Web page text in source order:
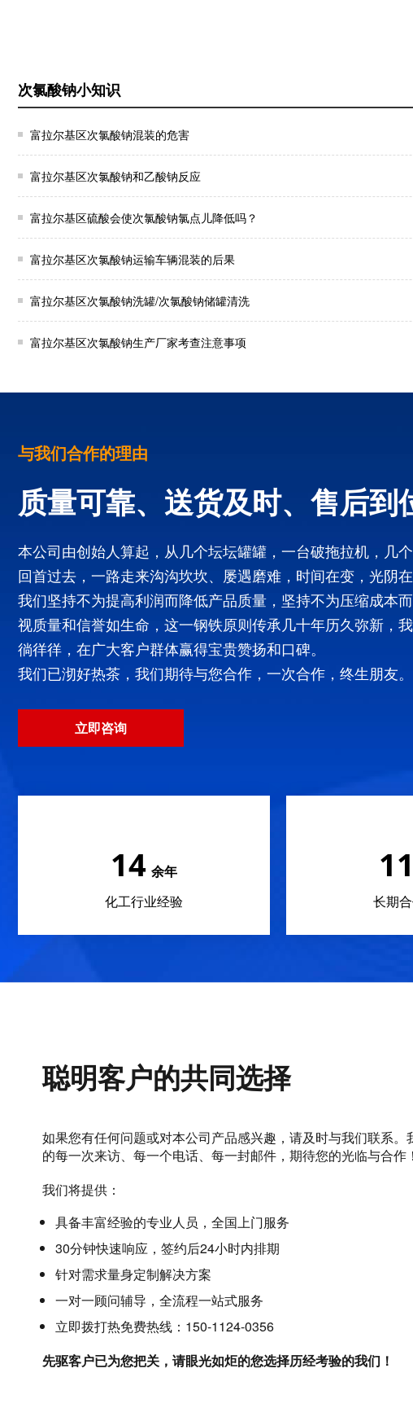
次氯酸钠小知识
富拉尔基区次氯酸钠混装的危害
富拉尔基区次氯酸钠和乙酸钠反应
富拉尔基区硫酸会使次氯酸钠氯点儿降低吗？
富拉尔基区次氯酸钠运输车辆混装的后果
富拉尔基区次氯酸钠洗罐/次氯酸钠储罐清洗
富拉尔基区次氯酸钠生产厂家考查注意事项
与我们合作的理由
质量可靠、送货及时、售后到
本公司由创始人算起，从几个坛坛罐罐，一台破拖拉机，几
回首过去，一路走来沟沟坎坎、屡遇磨难，时间在变，光阴
我们坚持不为提高利润而降低产品质量，坚持不为压缩成本而
视质量和信誉如生命，这一钢铁原则传承几十年历久弥新，
徜徉徉，在广大客户群体赢得宝贵赞扬和口碑。
我们已沏好热茶，我们期待与您合作，一次合作，终生朋友。
立即咨询
18 余年
化工行业经验
14
长期
聪明客户的共同选择
如果您有任何问题或对本公司产品感兴趣，请及时与我们联系。
的每一次来访、每一个电话、每一封邮件，期待您的光临与合作！
我们将提供：
具备丰富经验的专业人员，全国上门服务
30分钟快速响应，签约后24小时内排期
针对需求量身定制解决方案
一对一顾问辅导，全流程一站式服务
立即拨打热免费热线：150-1124-0356
先驱客户已为您把关，请眼光如炬的您选择历经考验的我们！